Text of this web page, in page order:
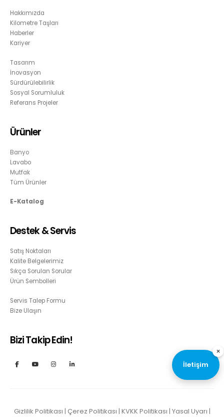
×
İletişim
Hakkımızda
Kilometre Taşları
Haberler
Kariyer
Tasarım
İnovasyon
Sürdürülebilirlik
Sosyal Sorumluluk
Referans Projeler
Ürünler
Banyo
Lavabo
Mutfak
Tüm Ürünler
E-Katalog
Destek & Servis
Satış Noktaları
Kalite Belgelerimiz
Sıkça Sorulan Sorular
Ürün Sembolleri
Servis Talep Formu
Bize Ulaşın
Bizi Takip Edin!
Gizlilik Politikası | Çerez Politikası | KVKK Politikası | Yasal Uyarı |